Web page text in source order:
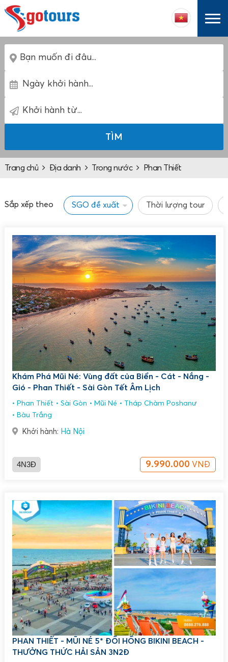
TÌM
Trang chủ Địa danh Trong nước Phan Thiết
Sắp xếp theo SGO đề xuất Thời lượng tour
Khám Phá Mũi Né: Vùng đất của Biển - Cát - Nắng -
Gió - Phan Thiết - Sài Gòn Tết Âm Lịch
Phan Thiết Sài Gòn Mũi Né
Tháp Chàm Poshanư
Bàu Trắng
Khởi hành: Hà Nội
4N3Đ 9.990.000 VNĐ
PHAN THIẾT - MŨI NÉ 5* ĐỒI HỒNG BIKINI BEACH -
THƯỞNG THỨC HẢI SẢN 3N2Đ